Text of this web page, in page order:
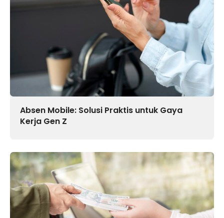
Absen Mobile: Solusi Praktis untuk Gaya
Kerja Gen Z